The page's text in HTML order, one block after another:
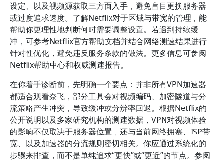
设定、以及视频源获取三方面入手，避免盲目更换服务器
或过度追求速度。了解Netflix对于区域与带宽的管理，能
帮助你更理性地判断何时需要调整设置。若遇到持续缓
冲，可参考Netflix官方帮助文档并结合网络测速结果进行
针对性优化，避免违反服务条款的做法。更多信息可参阅
Netflix帮助中心和权威测速报告。
在你着手诊断前，先明确一个要点：并非所有VPN加速器
都适合观看奈飞，部分工具会对视频编码、加密隧道与分
流策略产生冲突，导致缓冲或分辨率回退。根据Netflix的
公开说明以及多家研究机构的测速数据，VPN对视频体验
的影响不仅取决于服务器位置，还与当前网络拥塞、ISP带
宽、以及加速器的分流规则密切相关。你应通过系统化的
步骤来排查，而不是单纯追求“更快”或“更近”的节点。参阅